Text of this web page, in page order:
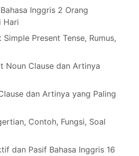
Inggris 2 Orang
Hari
Present Tense, Rumus,
Noun Clause dan Artinya
dan Artinya yang Paling
Contoh, Fungsi, Soal
dan Pasif Bahasa Inggris 16